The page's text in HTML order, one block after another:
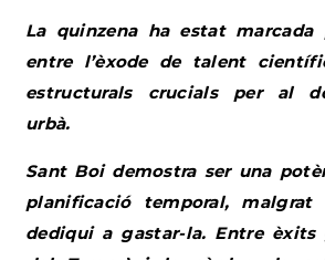
La quinzena ha estat
entre l’èxode de talent
estructurals crucials per al
urbà.
Sant Boi demostra ser una
planificació temporal, malgrat
dediqui a gastar-la. Entre èxits